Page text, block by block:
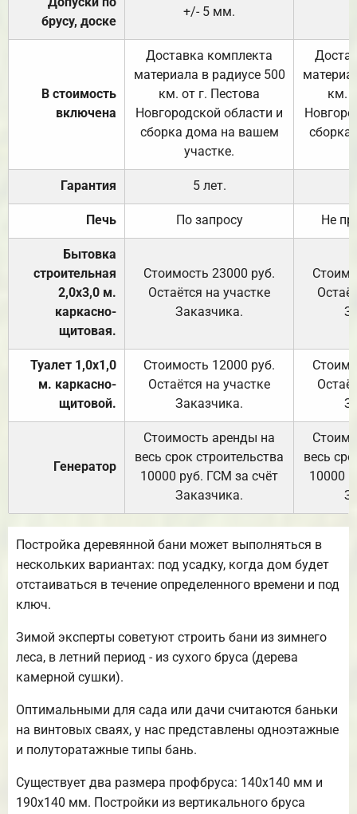
брусу, доске
+/- 5 мм.
В стоимость
включена
Доставка комплекта
материала в радиусе 500
км. от г. Пестова
Новгородской области и
сборка дома на вашем
участке.
км.
Гарантия 5 лет.
Печь По запросу Не
Бытовка
строительная
2,0х3,0 м.
каркасно-
щитовая.
Стоимость 23000 руб.
Остаётся на участке
Заказчика.
Туалет 1,0х1,0
м. каркасно-
щитовой.
Стоимость 12000 руб.
Остаётся на участке
Заказчика.
Генератор
Стоимость аренды на
весь срок строительства
10000 руб. ГСМ за счёт
Заказчика.
весь
10000
Постройка деревянной бани может выполняться в
нескольких вариантах: под усадку, когда дом будет
отстаиваться в течение определенного времени и под
ключ.
Зимой эксперты советуют строить бани из зимнего
леса, в летний период - из сухого бруса (дерева
камерной сушки).
Оптимальными для сада или дачи считаются баньки
на винтовых сваях, у нас представлены одноэтажные
и полуторатажные типы бань.
Существует два размера профбруса: 140х140 мм и
190х140 мм. Постройки из вертикального бруса